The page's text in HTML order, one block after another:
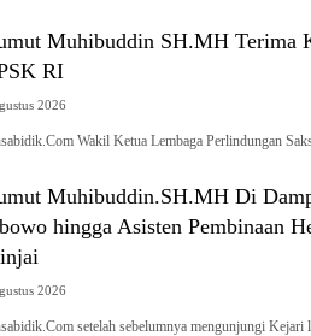
Muhibuddin SH.MH Terima
RI
2026
Wakil Ketua Lembaga Perlindungan
Muhibuddin.SH.MH Di
hingga Asisten Pembinaan
2026
setelah sebelumnya mengunjungi